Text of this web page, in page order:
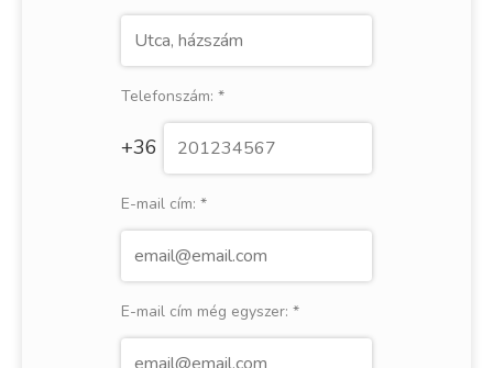
Telefonszám: *
+36
E-mail cím: *
E-mail cím még egyszer: *